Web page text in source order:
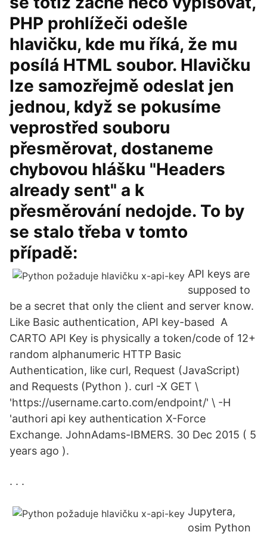
PHP prohlížeči odešle
hlavičku, kde mu říká, že mu
posílá HTML soubor. Hlavičku
lze samozřejmě odeslat jen
jednou, když se pokusíme
veprostřed souboru
přesměrovat, dostaneme
chybovou hlášku "Headers
already sent" a k
přesměrování nedojde. To by
se stalo třeba v tomto
případě:
API keys are
supposed to
be a secret that only the client and server know.
Like Basic authentication, API key-based A
CARTO API Key is physically a token/code of 12+
random alphanumeric HTTP Basic
Authentication, like curl, Request (JavaScript)
and Requests (Python ). curl -X GET \
'https://username.carto.com/endpoint/' \ -H
'authori api key authentication X-Force
Exchange. JohnAdams-IBMERS. 30 Dec 2015 ( 5
years ago ).
. . .
Jupytera,
osim Python